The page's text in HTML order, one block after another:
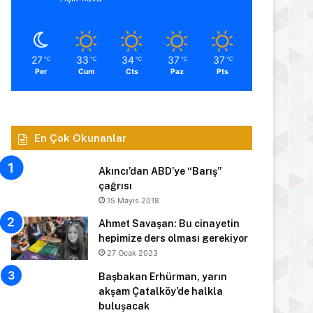
27 ℃
Per
33 ℃
Cum
34 ℃
Cts
37 ℃
Paz
37 ℃
Pts
En Çok Okunanlar
Akıncı’dan ABD’ye “Barış”
çağrısı
15 Mayıs 2018
Ahmet Savaşan: Bu cinayetin
hepimize ders olması gerekiyor
27 Ocak 2023
Başbakan Erhürman, yarın
akşam Çatalköy’de halkla
buluşacak